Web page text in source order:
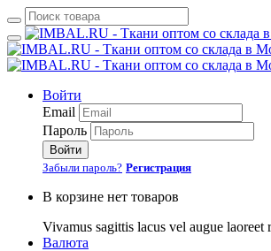
Войти
Email
Пароль
Войти
Забыли пароль? Регистрация
В корзине нет товаров
Vivamus sagittis lacus vel augue laoreet
Валюта